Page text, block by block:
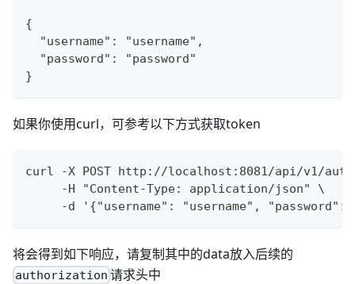
{
  "username": "username",
  "password": "password"
}
如果你使用curl，可参考以下方式获取token
curl -X POST http://localhost:8081/api/v1/
     -H "Content-Type: application/json" \
-d '{"username": "username", "password":
将会得到如下响应，请复制其中的data放入后续的
authorization 请求头中